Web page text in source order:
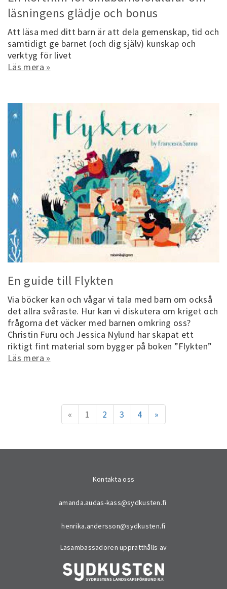
läsningens glädje och bonus
Att läsa med ditt barn är att dela gemenskap, tid och
samtidigt ge barnet (och dig själv) kunskap och
verktyg för livet
Läs mera »
En guide till Flykten
Via böcker kan och vågar vi tala med barn om också
det allra svåraste. Hur kan vi diskutera om kriget och
frågorna det väcker med barnen omkring oss?
Christin Furu och Jessica Nylund har skapat ett
riktigt fint material som bygger på boken ”Flykten”
Läs mera »
« 1 2 3 4 »
Kontakta oss
amanda.audas-kass@sydkusten.fi
henrika.andersson@sydkusten.fi
Läsambassadören upprätthålls av